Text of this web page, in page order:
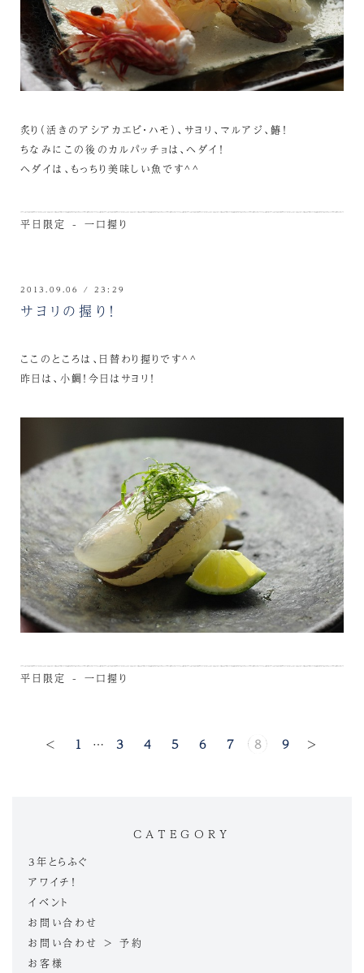
炙り（活きのアシアカエビ・ハモ）、サヨリ、マルアジ、鰆！
ちなみにこの後のカルパッチョは、ヘダイ！
ヘダイは、もっちり美味しい魚です^^
平日限定 - 一口握り
2013.09.06 / 23:29
サヨリの握り！
ここのところは、日替わり握りです^^
昨日は、小鯛！今日はサヨリ！
平日限定 - 一口握り
< 1 … 3 4 5 6 7 8 9 >
CATEGORY
3年とらふぐ
アワイチ！
イベント
お問い合わせ
お問い合わせ > 予約
お客様